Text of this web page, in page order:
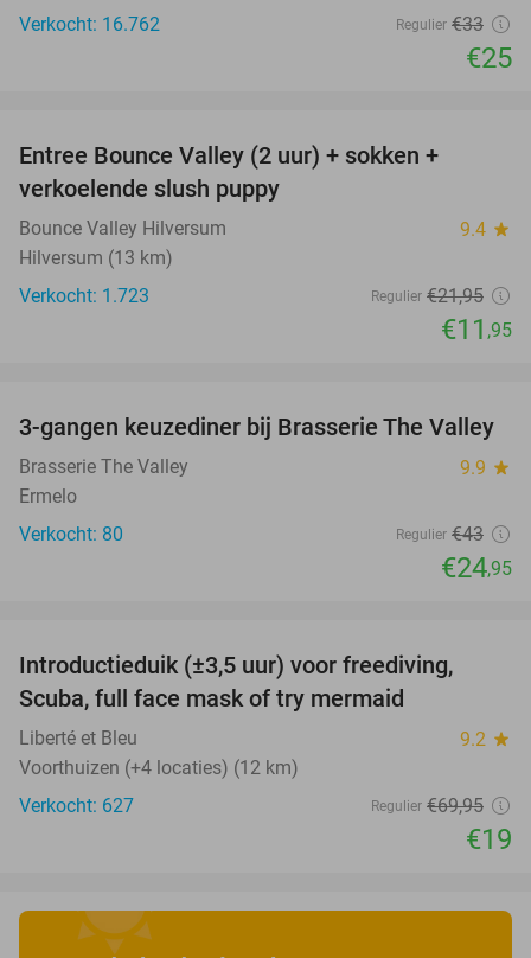
Verkocht: 16.762
Regulier €33
€25
Entree Bounce Valley (2 uur) + sokken +
verkoelende slush puppy
Bounce Valley Hilversum 9.4 star
Hilversum (13 km)
Verkocht: 1.723
Regulier €21,95
€11 ,95
42%
3-gangen keuzediner bij Brasserie The Valley
Brasserie The Valley 9.9 star
Ermelo
Verkocht: 80
Regulier €43
€24,95
Introductieduik (±3,5 uur) voor freediving,
Scuba, full face mask of try mermaid
Liberté et Bleu 9.2 star
Voorthuizen (+4 locaties) (12 km)
Verkocht: 627
Regulier €69,95
€19